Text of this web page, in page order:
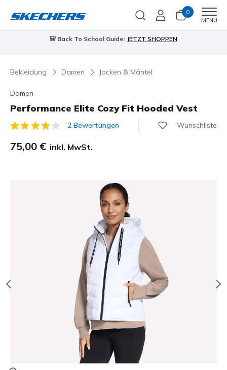
0
MENU
To School Guide:JETZT SHOPPEN ⭐Skechers VIP:
Bekleidung Damen Jacken & Mäntel
Damen
Performance Elite Cozy Fit Hooded Vest
3,9 von 5 Kundenbewertungen
2 Bewertungen Wunschliste
75,00 € inkl. MwSt.